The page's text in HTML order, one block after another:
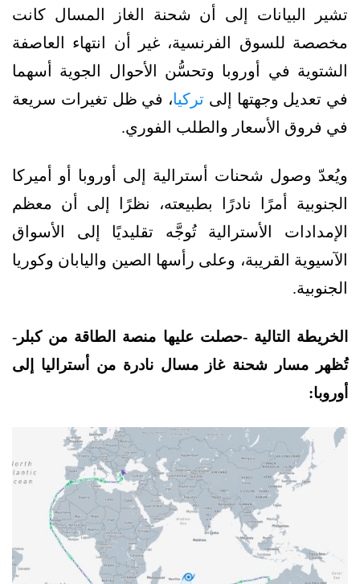
تشير البيانات إلى أن شحنة الغاز المسال كانت
مخصصة للسوق الفرنسية، غير أن انتهاء العاصفة
الشتوية في أوروبا وتحسُّن الأحوال الجوية أسهما
في تعديل وجهتها إلى تركيا، في ظل تغيرات سريعة
في فروق الأسعار والطلب الفوري.
ويُعدّ وصول شحنات أسترالية إلى أوروبا أو أميركا
الجنوبية أمرًا نادرًا بطبيعته، نظرًا إلى أن معظم
الإمدادات الأسترالية تُوجَّه تقليديًا إلى الأسواق
الآسيوية القريبة، وعلى رأسها الصين واليابان وكوريا
الجنوبية.
الخريطة التالية -حصلت عليها منصة الطاقة من كبلر-
تُظهر مسار شحنة غاز مسال نادرة من أستراليا إلى
أوروبا: